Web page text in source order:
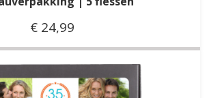
€ 24,99